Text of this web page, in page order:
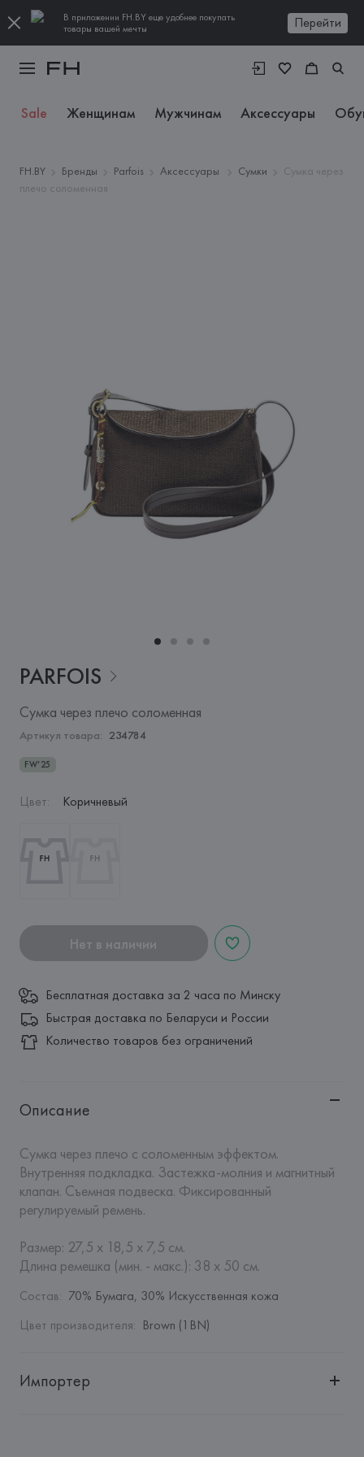
В приложении FH.BY еще удобнее покупать
товары вашей мечты
Перейти
Sale Женщинам Мужчинам Аксессуары
FH.BY Бренды Parfois Аксессуары Сумки
Сумка через
плечо соломенная
PARFOIS
Сумка через плечо соломенная
Артикул товара: 234784
FW’25
Цвет: Коричневый
Нет в наличии
Бесплатная доставка за 2 часа по Минску
Быстрая доставка по Беларуси и России
Количество товаров без ограничений
Описание
Сумка через плечо с соломенным эффектом.
Внутренняя подкладка. Застежка-молния и магнитный
клапан. Съемная подвеска. Фиксированный
регулируемый ремень.
Размер: 27,5 x 18,5 x 7,5 см.
Длина ремешка (мин. - макс.): 38 x 50 см.
Состав: 70% Бумага, 30% Искусственная кожа
Цвет производителя: Brown (1BN)
Импортер